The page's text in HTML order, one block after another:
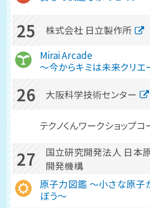
25
株式会社 日立製作所
Mirai Arcade
～今からキミは未来クリエ
26 大阪科学技術センター
テクノくんワークショップ
27
国立研究開発法人 日本
開発機構
原子力図鑑 ～小さな原子
ぼう～